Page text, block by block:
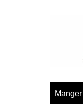
Manger